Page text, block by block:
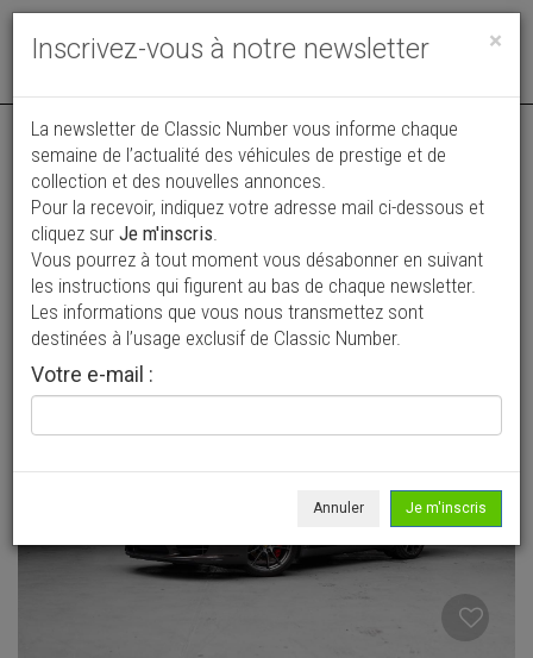
Toggle
Annonce actualisée le 04/08/2026 ( il y a 3 jours )
Porsche 991 .1 Carrera S PDK *Deuxième
Main*
69 900 €
2012 Coupé 143 500 km
×
Inscrivez-vous à notre newsletter
La newsletter de Classic Number vous informe chaque
semaine de l’actualité des véhicules de prestige et de
collection et des nouvelles annonces.
Pour la recevoir, indiquez votre adresse mail ci-dessous et
cliquez sur Je m'inscris.
Vous pourrez à tout moment vous désabonner en suivant
les instructions qui figurent au bas de chaque newsletter.
Les informations que vous nous transmettez sont
destinées à l’usage exclusif de Classic Number.
Votre e-mail :
Annuler Je m'inscris